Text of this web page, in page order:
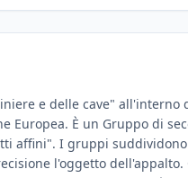
e delle cave" all'interno
Europea. È un Gruppo di
affini". I gruppi
l'oggetto dell'appalto.